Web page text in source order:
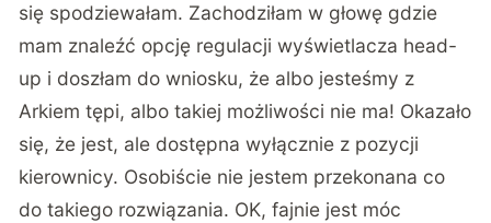
się spodziewałam. Zachodziłam w głowę gdzie
mam znaleźć opcję regulacji wyświetlacza head-
up i doszłam do wniosku, że albo jesteśmy z
Arkiem tępi, albo takiej możliwości nie ma! Okazało
się, że jest, ale dostępna wyłącznie z pozycji
kierownicy. Osobiście nie jestem przekonana co
do takiego rozwiązania. OK, fajnie jest móc